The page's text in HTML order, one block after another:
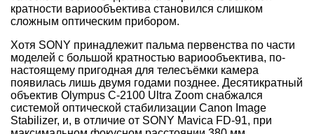
кратности вариообъектива становился слишком
сложным оптическим прибором.
Хотя SONY принадлежит пальма первенства по части
моделей с большой кратностью вариообъектива, по-
настоящему пригодная для телесъёмки камера
появилась лишь двумя годами позднее. Десятикратный
объектив Olympus C-2100 Ultra Zoom снабжался
системой оптической стабилизации Canon Image
Stabilizer, и, в отличие от SONY Mavica FD-91, при